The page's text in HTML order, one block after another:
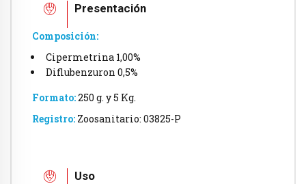
Presentación
Composición:
Cipermetrina 1,00%
Diflubenzuron 0,5%
Formato:250 g. y 5 Kg.
Registro: Zoosanitario: 03825-P
Uso